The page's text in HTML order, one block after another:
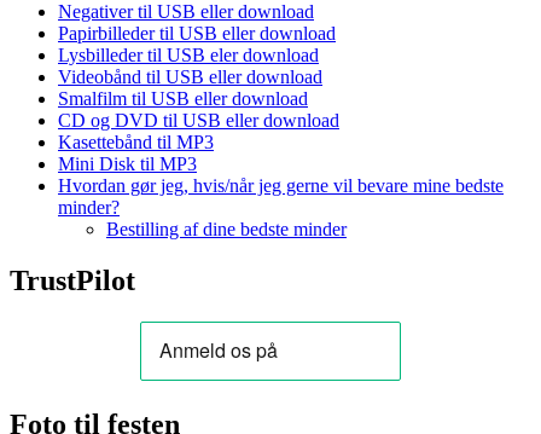
Negativer til USB eller download
Papirbilleder til USB eller download
Lysbilleder til USB eler download
Videobånd til USB eller download
Smalfilm til USB eller download
CD og DVD til USB eller download
Kasettebånd til MP3
Mini Disk til MP3
Hvordan gør jeg, hvis/når jeg gerne vil bevare mine bedste
minder?
Bestilling af dine bedste minder
TrustPilot
Foto til festen